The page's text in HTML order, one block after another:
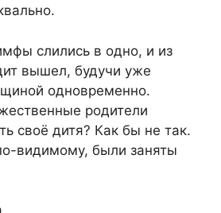
слились в одно, и из
вышел, будучи уже
одновременно.
родители
своё дитя? Как бы не так.
видимому, были заняты